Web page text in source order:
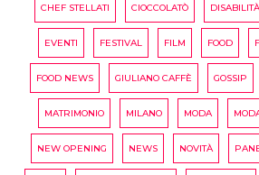
CHEF STELLATI CIOCCOLATÒ DISABILITÀ
EVENTI FESTIVAL FILM FOOD
FOOD NEWS GIULIANO CAFFÈ GOSSIP
MATRIMONIO MILANO MODA
NEW OPENING NEWS NOVITÀ